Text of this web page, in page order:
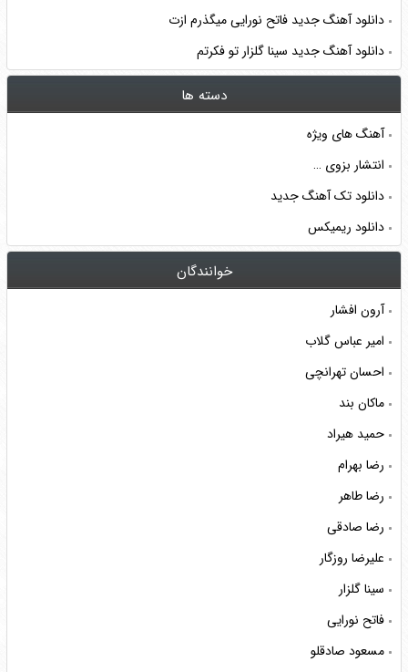
دانلود آهنگ جدید فاتح نورایی میگذرم ازت
دانلود آهنگ جدید سینا گلزار تو فکرتم
دسته ها
آهنگ های ویژه
انتشار بزوی …
دانلود تک آهنگ جدید
دانلود ریمیکس
خوانندگان
آرون افشار
امیر عباس گلاب
احسان تهرانچی
ماکان بند
حمید هیراد
رضا بهرام
رضا طاهر
رضا صادقی
علیرضا روزگار
سینا گلزار
فاتح نورایی
مسعود صادقلو